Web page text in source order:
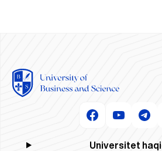
Universitet